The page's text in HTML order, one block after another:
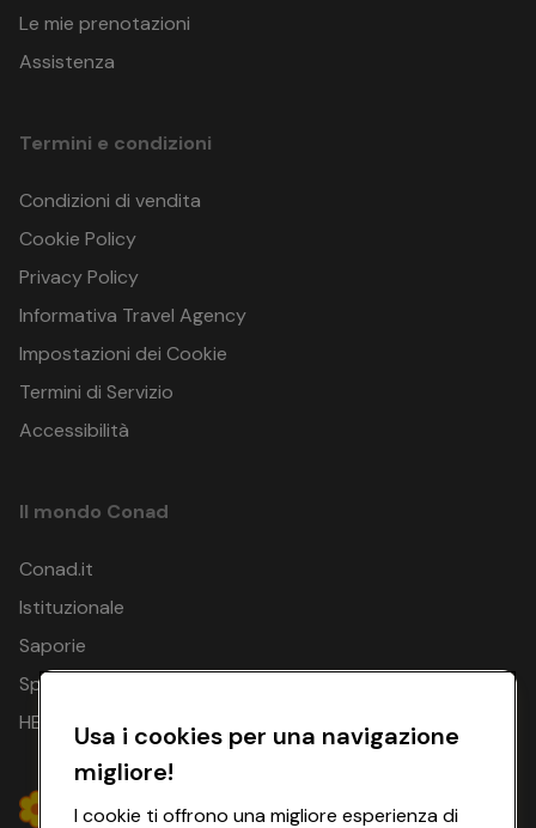
Le mie prenotazioni
Assistenza
Termini e condizioni
Condizioni di vendita
Cookie Policy
Privacy Policy
Informativa Travel Agency
Impostazioni dei Cookie
Termini di Servizio
Accessibilità
Il mondo Conad
Conad.it
Istituzionale
Saporie
Spesa Online
HEYCONADUsa i cookies per una navigazione
migliore!
I cookie ti offrono una migliore esperienza di